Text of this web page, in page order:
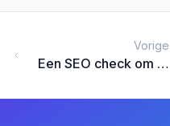
Vorige
Een SEO check om te
beter kan?